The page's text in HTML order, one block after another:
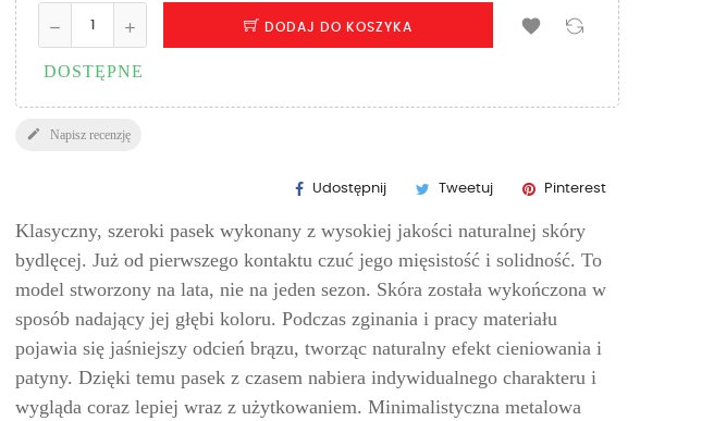
DODAJ DO KOSZYKA 
DOSTĘPNE
 Napisz recenzję
Udostępnij Tweetuj Pinterest
Klasyczny, szeroki pasek wykonany z wysokiej jakości naturalnej skóry
bydlęcej. Już od pierwszego kontaktu czuć jego mięsistość i solidność. To
model stworzony na lata, nie na jeden sezon. Skóra została wykończona w
sposób nadający jej głębi koloru. Podczas zginania i pracy materiału
pojawia się jaśniejszy odcień brązu, tworząc naturalny efekt cieniowania i
patyny. Dzięki temu pasek z czasem nabiera indywidualnego charakteru i
wygląda coraz lepiej wraz z użytkowaniem. Minimalistyczna metalowa